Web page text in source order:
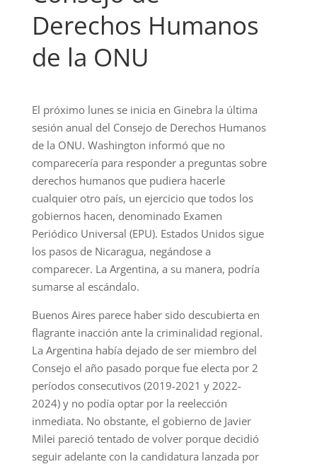
Derechos Humanos
de la ONU
El próximo lunes se inicia en Ginebra la última
sesión anual del Consejo de Derechos Humanos
de la ONU. Washington informó que no
comparecería para responder a preguntas sobre
derechos humanos que pudiera hacerle
cualquier otro país, un ejercicio que todos los
gobiernos hacen, denominado Examen
Periódico Universal (EPU). Estados Unidos sigue
los pasos de Nicaragua, negándose a
comparecer. La Argentina, a su manera, podría
sumarse al escándalo.
Buenos Aires parece haber sido descubierta en
flagrante inacción ante la criminalidad regional.
La Argentina había dejado de ser miembro del
Consejo el año pasado porque fue electa por 2
períodos consecutivos (2019-2021 y 2022-
2024) y no podía optar por la reelección
inmediata. No obstante, el gobierno de Javier
Milei pareció tentado de volver porque decidió
seguir adelante con la candidatura lanzada por